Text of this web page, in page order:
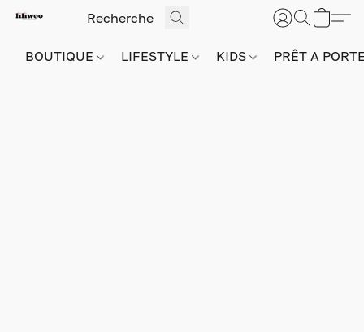
BOUTIQUE LIFESTYLE KIDS PRÊT A